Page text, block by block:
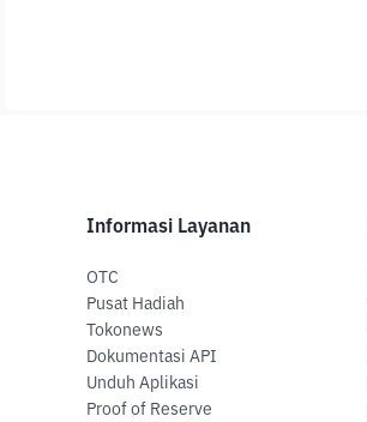
Informasi Layanan
OTC
Pusat Hadiah
Tokonews
Dokumentasi API
Unduh Aplikasi
Proof of Reserve